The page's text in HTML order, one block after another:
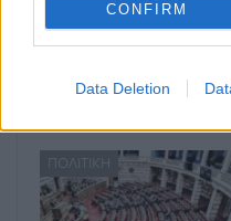
CONFIRM
Data Deletion
Η πρώτη μεγάλη
δημοσκόπηση της
τις εκλογές του
ΠΟΛΙΤΙΚΉ